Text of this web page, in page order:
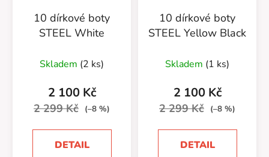
10 dírkové boty
STEEL White
Skladem (2 ks)
2 100 Kč
2 299 Kč (–8 %)
DETAIL
10 dírkové boty
STEEL Yellow Black
Skladem (1 ks)
2 100 Kč
2 299 Kč (–8 %)
DETAIL